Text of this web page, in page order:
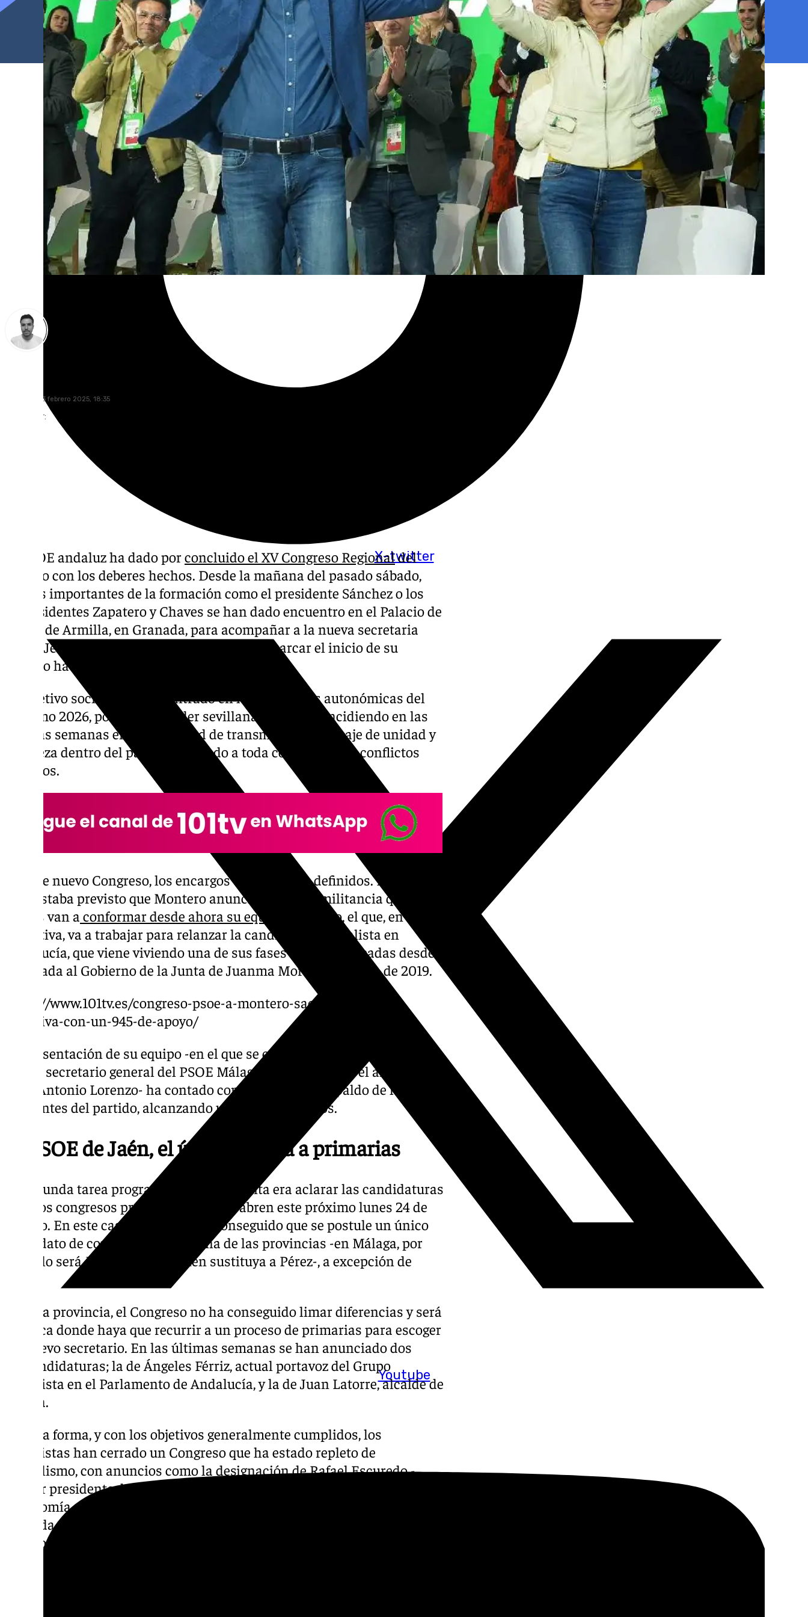
X-twitter
Youtube
domingo, 23 febrero 2025, 18:35
Compartir:
El PSOE andaluz ha dado porconcluido el XV Congreso Regionaldel
partido con los deberes hechos. Desde la mañana del pasado sábado,
figuras importantes de la formación como el presidente Sánchez o los
expresidentes Zapatero y Chaves se han dado encuentro en el Palacio de
Ferias de Armilla, en Granada, para acompañar a la nueva secretaria
María Jesús Montero en un acto que quiere marcar el inicio de su
camino hacia el Gobierno de la Junta.
El objetivo socialista está centrado en las elecciones autonómicas del
próximo 2026, por lo que la líder sevillana ha venido incidiendo en las
últimas semanas en la necesidad de transmitir un mensaje de unidad y
fortaleza dentro del partido, evitando a toda costa posibles conflictos
internos.
En este nuevo Congreso, los encargos estaban bien definidos. Por un
lado estaba previsto que Montero anunciase ante la militancia qué
cargos van a conformar desde ahora su equipo ejecutivo, el que, en
definitiva, va a trabajar para relanzar la candidatura socialista en
Andalucía, que viene viviendo una de sus fases más complicadas desde
la llegada al Gobierno de la Junta de Juanma Moreno en enero de 2019.
https://www.101tv.es/congreso-psoe-a-montero-saca-adelante-su-
ejecutiva-con-un-945-de-apoyo/
La presentación de su equipo -en el que se encuentran figuras como el
actual secretario general del PSOE Málaga,
, y el almeriense,
Juan Antonio Lorenzo- ha contado con un absoluto respaldo de los
militantes del partido, alcanzando un 94, 5% de apoyos.
El PSOE de Jaén, el único que irá a primarias
La segunda tarea programada para esta cita era aclarar las candidaturas
ante los congresos provinciales que se abren este próximo lunes 24 de
febrero. En este caso, el partido ha conseguido que se postule un único
candidato de consenso en cada una de las provincias -en Málaga, por
ejemplo será Josele Aguilar quien sustituya a Pérez-, a excepción de
En esta provincia, el Congreso no ha conseguido limar diferencias y será
la única donde haya que recurrir a un proceso de primarias para escoger
un nuevo secretario. En las últimas semanas se han anunciado dos
precandidaturas; la de Ángeles Férriz, actual portavoz del Grupo
Socialista en el Parlamento de Andalucía, y la de Juan Latorre, alcalde de
Arjona.
De esta forma, y con los objetivos generalmente cumplidos, los
socialistas han cerrado un Congreso que ha estado repleto de
simbolismo, con anuncios como la designación de Rafael Escuredo-
primer presidente de la Junta de Andalucía tras la conquista de la
autonomía- como nuevo Presidente de Honor del PSOE andaluz y la
llamada a recuperar el «andalucismo de izquierdas» tras el «vaciado» de
la autonomía que, según consideran desde el partido, viene realizándose